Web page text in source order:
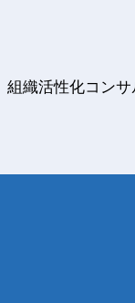
組織活性化コン